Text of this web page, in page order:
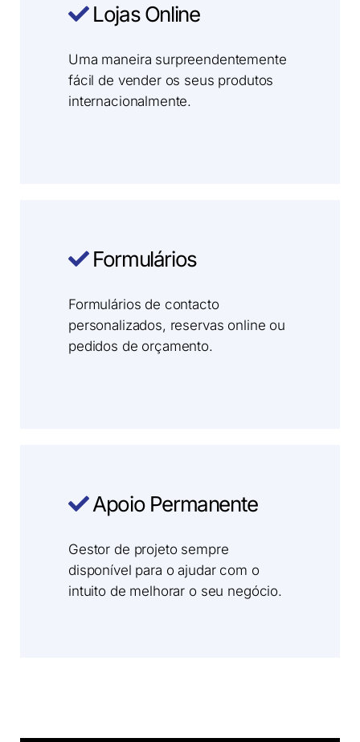
Lojas Online
Uma maneira surpreendentemente
fácil de vender os seus produtos
internacionalmente.
Formulários
Formulários de contacto
personalizados, reservas online ou
pedidos de orçamento.
Apoio Permanente
Gestor de projeto sempre
disponível para o ajudar com o
intuito de melhorar o seu negócio.